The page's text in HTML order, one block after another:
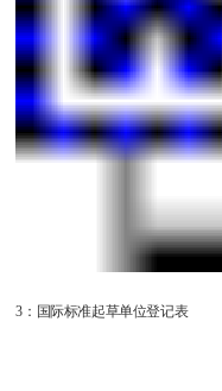
3：国际标准起草单位登记表